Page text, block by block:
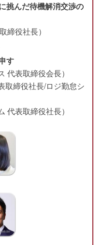
挑んだ待機解消交渉の
締役社長）
す
代表取締役会長）
取締役社長/ロジ勤怠シ
代表取締役社長）